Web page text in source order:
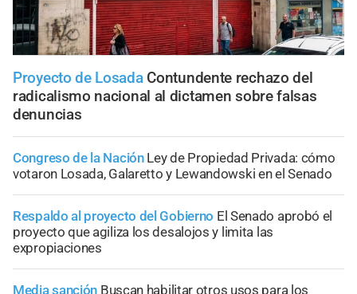
Proyecto de Losada Contundente rechazo del
radicalismo nacional al dictamen sobre falsas
denuncias
Congreso de la Nación Ley de Propiedad Privada: cómo
votaron Losada, Galaretto y Lewandowski en el Senado
Respaldo al proyecto del Gobierno El Senado aprobó el
proyecto que agiliza los desalojos y limita las
expropiaciones
Media sanción Buscan habilitar otros usos para los